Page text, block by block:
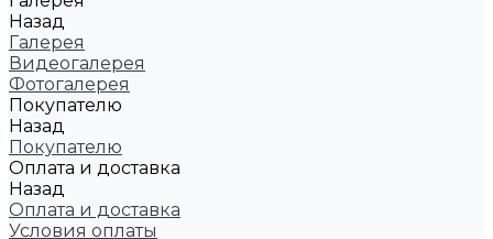
Назад
Галерея
Видеогалерея
Фотогалерея
Покупателю
Назад
Покупателю
Оплата и доставка
Назад
Оплата и доставка
Условия оплаты